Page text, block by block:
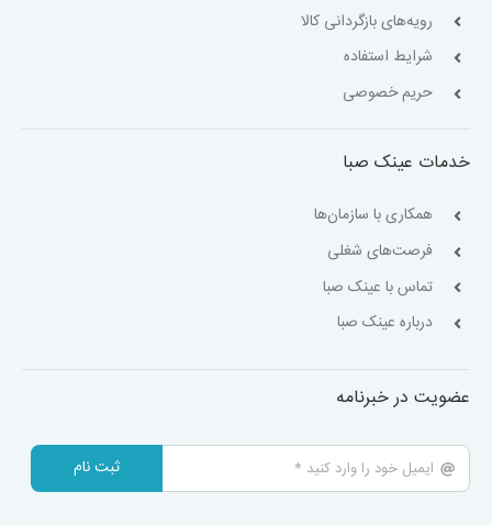
رویه‌های بازگردانی کالا
شرایط استفاده
حریم خصوصی
خدمات عینک صبا
همکاری با سازمان‌ها
فرصت‌های شغلی
تماس با عینک صبا
درباره عینک صبا
عضویت در خبرنامه
ثبت نام